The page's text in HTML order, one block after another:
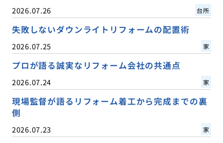
2026.07.26 台所
失敗しないダウンライトリフォームの配置術
2026.07.25 家
プロが語る誠実なリフォーム会社の共通点
2026.07.24 家
現場監督が語るリフォーム着工から完成までの裏
側
2026.07.23 家